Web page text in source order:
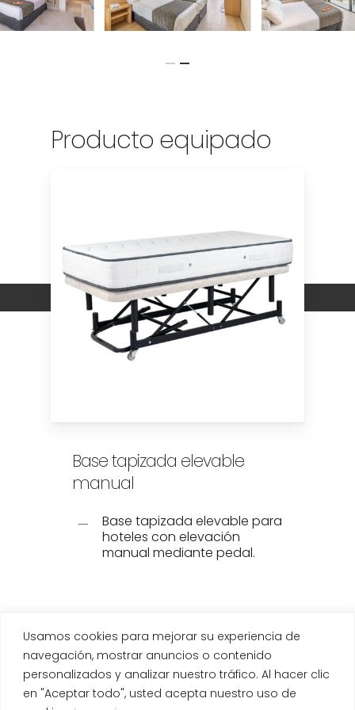
Usamos cookies para mejorar su experiencia de
navegación, mostrar anuncios o contenido
personalizados y analizar nuestro tráfico. Al hacer clic
en "Aceptar todo", usted acepta nuestro uso de
Producto equipado
Base tapizada elevable
manual
Base tapizada elevable para
hoteles con elevación
manual mediante pedal.